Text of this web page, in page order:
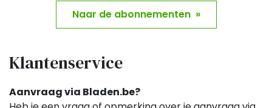
Naar de abonnementen »
Klantenservice
Aanvraag via Bladen.be?